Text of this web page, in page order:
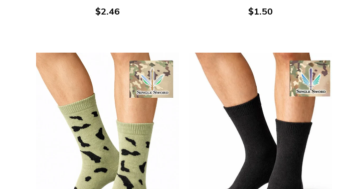
$2.46 $1.50